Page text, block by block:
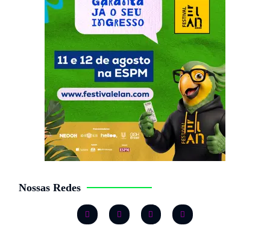
Nossas Redes